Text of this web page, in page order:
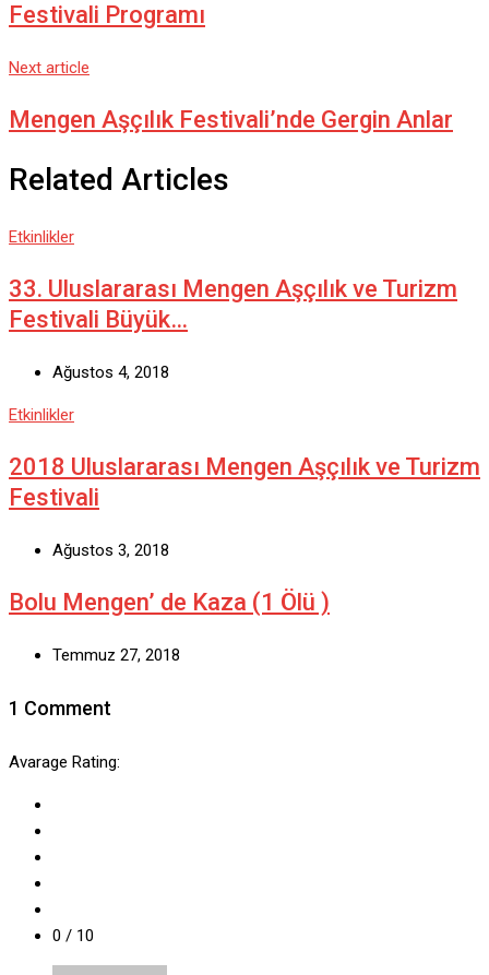
Festivali Programı
Next article
Mengen Aşçılık Festivali’nde Gergin Anlar
Related Articles
Etkinlikler
33. Uluslararası Mengen Aşçılık ve Turizm
Festivali Büyük…
Ağustos 4, 2018
Etkinlikler
2018 Uluslararası Mengen Aşçılık ve Turizm
Festivali
Ağustos 3, 2018
Bolu Mengen’ de Kaza (1 Ölü )
Temmuz 27, 2018
1 Comment
Avarage Rating:
0 / 10